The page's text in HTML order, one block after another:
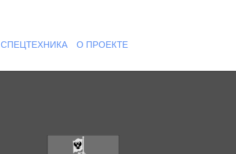
СПЕЦТЕХНИКА О ПРОЕКТЕ